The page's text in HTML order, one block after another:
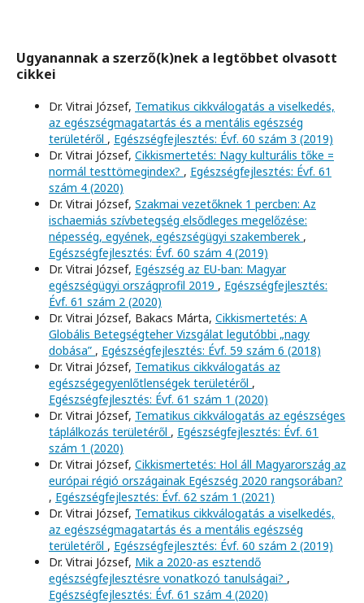
Ugyanannak a szerző(k)nek a legtöbbet olvasott
cikkei
Dr. Vitrai József, Tematikus cikkválogatás a viselkedés,
az egészségmagatartás és a mentális egészség
területéről , Egészségfejlesztés: Évf. 60 szám 3 (2019)
Dr. Vitrai József, Cikkismertetés: Nagy kulturális tőke =
normál testtömegindex? , Egészségfejlesztés: Évf. 61
szám 4 (2020)
Dr. Vitrai József, Szakmai vezetőknek 1 percben: Az
ischaemiás szívbetegség elsődleges megelőzése:
népesség, egyének, egészségügyi szakemberek ,
Egészségfejlesztés: Évf. 60 szám 4 (2019)
Dr. Vitrai József, Egészség az EU-ban: Magyar
egészségügyi országprofil 2019 , Egészségfejlesztés:
Évf. 61 szám 2 (2020)
Dr. Vitrai József, Bakacs Márta, Cikkismertetés: A
Globális Betegségteher Vizsgálat legutóbbi „nagy
dobása” , Egészségfejlesztés: Évf. 59 szám 6 (2018)
Dr. Vitrai József, Tematikus cikkválogatás az
egészségegyenlőtlenségek területéről ,
Egészségfejlesztés: Évf. 61 szám 1 (2020)
Dr. Vitrai József, Tematikus cikkválogatás az egészséges
táplálkozás területéről , Egészségfejlesztés: Évf. 61
szám 1 (2020)
Dr. Vitrai József, Cikkismertetés: Hol áll Magyarország az
európai régió országainak Egészség 2020 rangsorában?
, Egészségfejlesztés: Évf. 62 szám 1 (2021)
Dr. Vitrai József, Tematikus cikkválogatás a viselkedés,
az egészségmagatartás és a mentális egészség
területéről , Egészségfejlesztés: Évf. 60 szám 2 (2019)
Dr. Vitrai József, Mik a 2020-as esztendő
egészségfejlesztésre vonatkozó tanulságai? ,
Egészségfejlesztés: Évf. 61 szám 4 (2020)